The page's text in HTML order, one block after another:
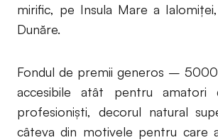
mirific, pe Insula Mare a
Dunăre.
Fondul de premii generos –
accesibile atât pentru
profesioniști, decorul natural
câteva din motivele pentru care